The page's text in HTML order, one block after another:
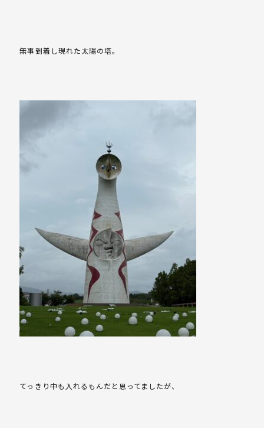
無事到着し現れた太陽の塔。
てっきり中も入れるもんだと思ってましたが、